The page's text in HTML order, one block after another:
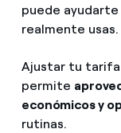
puede ayudarte
realmente usas.
Ajustar tu
permite
económicos y
rutinas.